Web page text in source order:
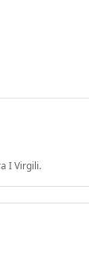
I Virgili.